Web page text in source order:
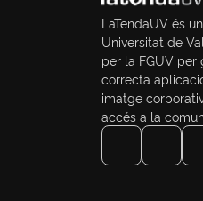
LaTendaUV és
Universitat de
per la FGUV per
correcta
imatge
accés a la